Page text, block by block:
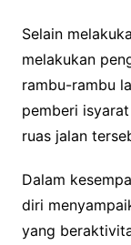
Selain
melakukan
rambu-rambu
pemberi
ruas jalan
Dalam
diri
yang